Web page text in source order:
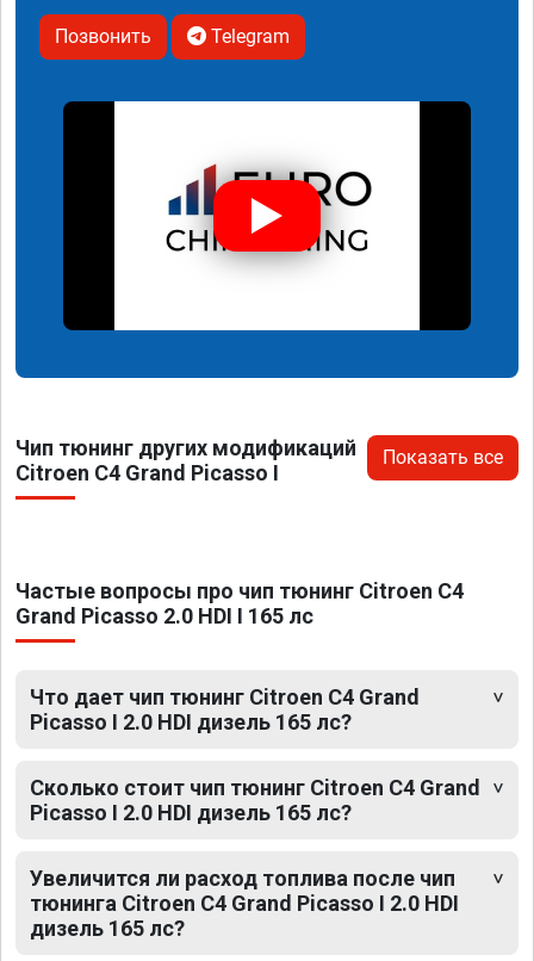
Позвонить Telegram
Чип тюнинг других модификаций
Citroen C4 Grand Picasso I
Показать все
Частые вопросы про чип тюнинг Citroen C4
Grand Picasso 2.0 HDI I 165 лс
Что дает чип тюнинг Citroen C4 Grand
Picasso I 2.0 HDI дизель 165 лс?
Сколько стоит чип тюнинг Citroen C4 Grand
Picasso I 2.0 HDI дизель 165 лс?
Увеличится ли расход топлива после чип
тюнинга Citroen C4 Grand Picasso I 2.0 HDI
дизель 165 лс?